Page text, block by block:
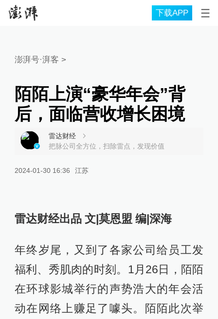
下载APP
澎湃号·湃客 >
陌陌上演“豪华年会”背
后，面临营收增长困境
雷达财经
把脉公司全方位，扫除雷点，发现价值
2024-01-30 16:36 江苏
雷达财经出品 文|莫恩盟 编|深海
年终岁尾，又到了各家公司给员工发
福利、秀肌肉的时刻。1月26日，陌陌
在环球影城举行的声势浩大的年会活
动在网络上赚足了噱头。陌陌此次举